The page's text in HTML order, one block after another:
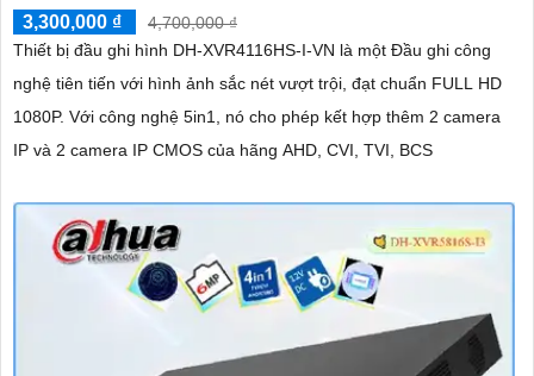
3,300,000 ₫
4,700,000 ₫
Thiết bị đầu ghi hình DH-XVR4116HS-I-VN là một Đầu ghi công
nghệ tiên tiến với hình ảnh sắc nét vượt trội, đạt chuẩn FULL HD
1080P. Với công nghệ 5in1, nó cho phép kết hợp thêm 2 camera
IP và 2 camera IP CMOS của hãng AHD, CVI, TVI, BCS